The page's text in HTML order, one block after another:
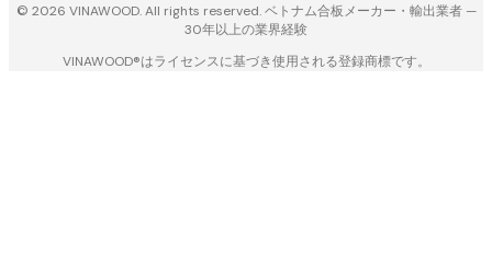
© 2026 VINAWOOD. All rights reserved. ベトナム合板メーカー・輸出業者 —
30年以上の業界経験
VINAWOOD®はライセンスに基づき使用される登録商標です。